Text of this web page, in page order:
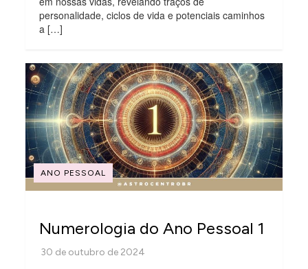
personalidade, ciclos de vida e potenciais caminhos
a […]
ANO PESSOAL
Numerologia do Ano Pessoal 1